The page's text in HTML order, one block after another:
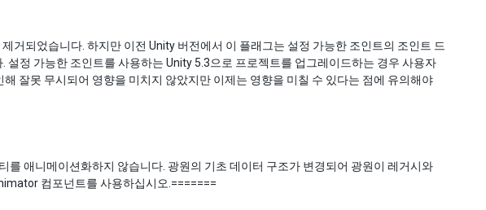
거되었습니다. 하지만 이전 Unity 버전에서 이 플래그는 설정 가능한 조인트의 조인트 드
설정 가능한 조인트를 사용하는 Unity 5.3으로 프로젝트를 업그레이드하는 경우 사용자
잘못 무시되어 영향을 미치지 않았지만 이제는 영향을 미칠 수 있다는 점에 유의해야
를 애니메이션화하지 않습니다. 광원의 기초 데이터 구조가 변경되어 광원이 레거시와
컴포넌트를 사용하십시오.=======